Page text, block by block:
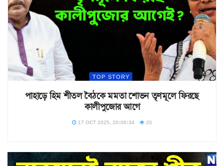
TOP STORY
পাহাড়ে হিম শীতল বৈঠকে মমতা শোভন তৃণমূলে ফিরছে
কালীপুজোর আগে
17 OCT 2025, 20:06:34 20